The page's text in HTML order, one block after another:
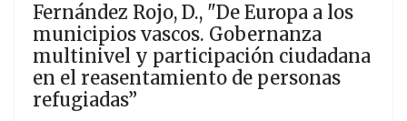
Fernández Rojo, D., "De Europa a los
municipios vascos. Gobernanza
multinivel y participación ciudadana
en el reasentamiento de personas
refugiadas”